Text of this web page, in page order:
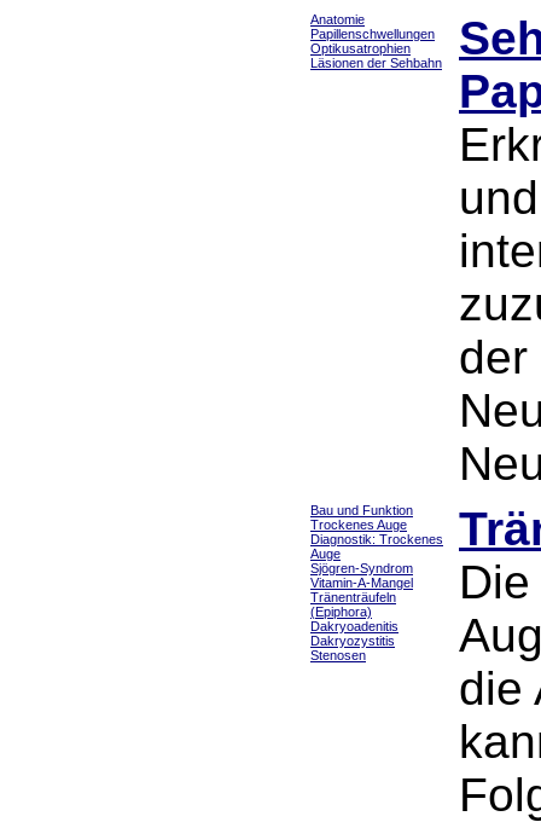
Anatomie
Papillenschwellungen
Optikusatrophien
Läsionen der Sehbahn
der
Bau und Funktion
Trockenes Auge
Diagnostik: Trockenes
Auge
Sjögren-Syndrom
Vitamin-A-Mangel
Tränenträufeln
(Epiphora)
Dakryoadenitis
Dakryozystitis
Stenosen
die